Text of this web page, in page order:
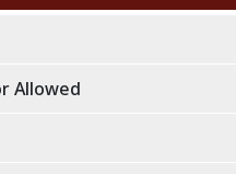
Allowed